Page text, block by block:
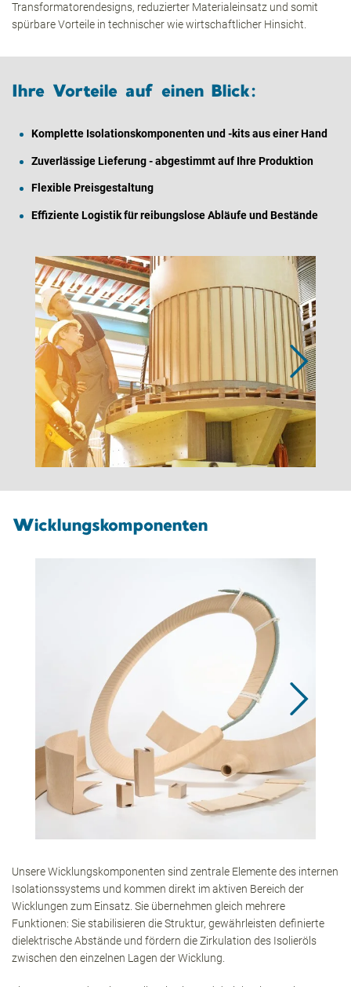
Transformatorendesigns, reduzierter Materialeinsatz und somit
spürbare Vorteile in technischer wie wirtschaftlicher Hinsicht.
Ihre Vorteile auf einen Blick:
Komplette Isolationskomponenten und -kits aus einer Hand
Zuverlässige Lieferung - abgestimmt auf Ihre Produktion
Flexible Preisgestaltung
Effiziente Logistik für reibungslose Abläufe und Bestände
Wicklungskomponenten
Unsere Wicklungskomponenten sind zentrale Elemente des internen
Isolationssystems und kommen direkt im aktiven Bereich der
Wicklungen zum Einsatz. Sie übernehmen gleich mehrere
Funktionen: Sie stabilisieren die Struktur, gewährleisten definierte
dielektrische Abstände und fördern die Zirkulation des Isolieröls
zwischen den einzelnen Lagen der Wicklung.